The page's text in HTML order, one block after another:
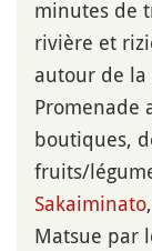
minutes de
rivière et
autour de la
Promenade
boutiques,
fruits/
Sakaiminato
Matsue par